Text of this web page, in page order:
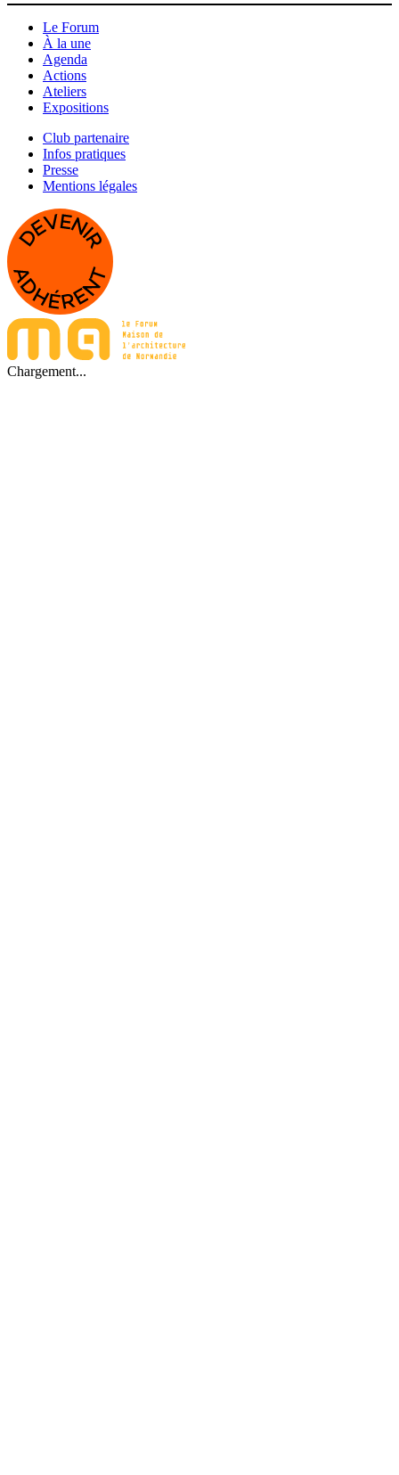
Le Forum
À la une
Agenda
Actions
Ateliers
Expositions
Club partenaire
Infos pratiques
Presse
Mentions légales
Chargement...